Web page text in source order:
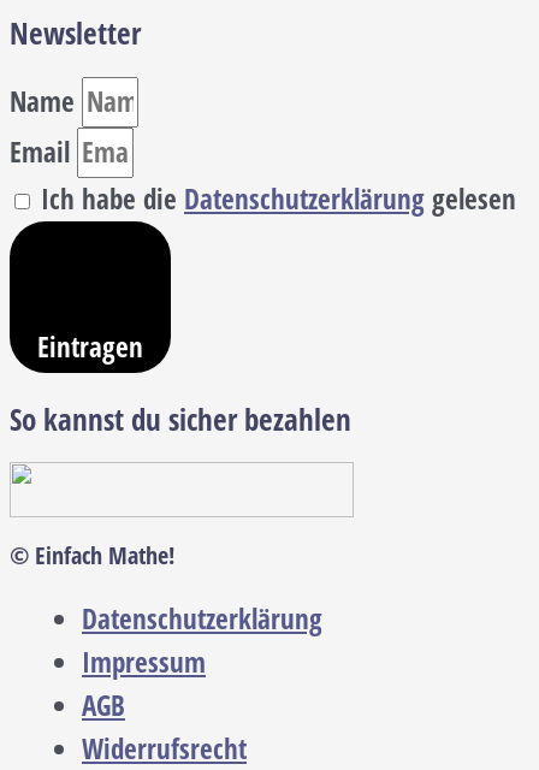
Newsletter
Name
Email
Ich habe die Datenschutzerklärunggelesen
Eintragen
So kannst du sicher bezahlen
© Einfach Mathe!
Datenschutzerklärung
Impressum
AGB
Widerrufsrecht